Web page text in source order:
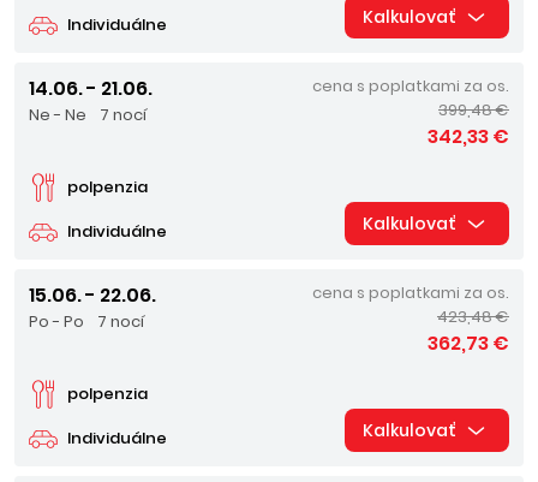
Individuálne Kalkulovať
14.06. - 21.06.
Ne - Ne 7 nocí
Individuálne
polpenzia
cena s poplatkami za os.
399,48 €
342,33 €
Kalkulovať
15.06. - 22.06.
Po - Po 7 nocí
Individuálne
polpenzia
cena s poplatkami za os.
423,48 €
362,73 €
Kalkulovať